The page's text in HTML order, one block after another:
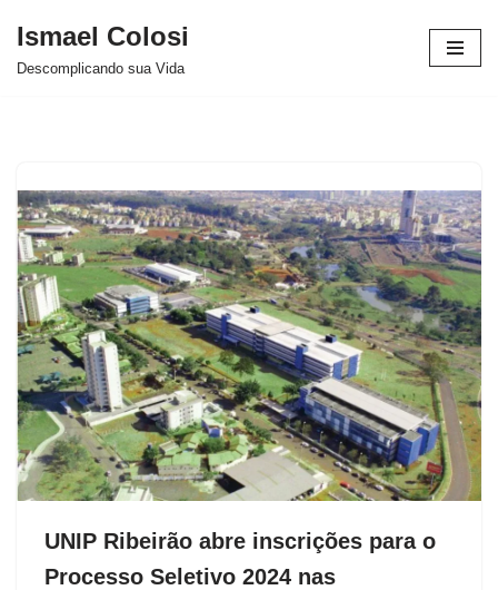
Avançar
Ismael Colosi
Descomplicando sua Vida
UNIP Ribeirão abre inscrições para o
Processo Seletivo 2024 nas